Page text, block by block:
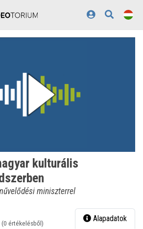
kulturális
miniszterrel
(0 értékelésből) Alapadatok